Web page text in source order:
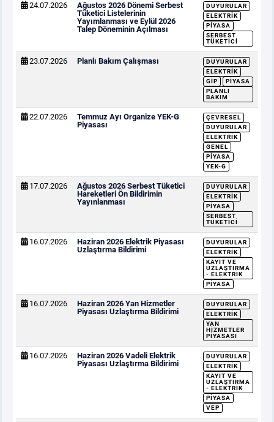
24.07.2026
Ağustos 2026 Dönemi Serbest
Tüketici Listelerinin
Yayımlanması ve Eylül 2026
Talep Döneminin Açılması
DUYURULAR
ELEKTRIK
PIYASA
SERBEST
TÜKETICI
23.07.2026 Planlı Bakım Çalışması
DUYURULAR
ELEKTRIK
GİP
PIYASA
PLANLI
BAKIM
22.07.2026
Temmuz Ayı Organize YEK-G
Piyasası
ÇEVRESEL
DUYURULAR
ELEKTRIK
GENEL
PIYASA
YEK-G
17.07.2026
Ağustos 2026 Serbest Tüketici
Hareketleri Ön Bildirimin
Yayınlanması
DUYURULAR
ELEKTRIK
PIYASA
SERBEST
TÜKETICI
16.07.2026
Haziran 2026 Elektrik Piyasası
Uzlaştırma Bildirimi
DUYURULAR
ELEKTRIK
KAYIT VE
UZLAŞTIRMA
- ELEKTRIK
PIYASA
16.07.2026
Haziran 2026 Yan Hizmetler
Piyasası Uzlaştırma Bildirimi
DUYURULAR
ELEKTRIK
YAN
HIZMETLER
PIYASASI
16.07.2026
Haziran 2026 Vadeli Elektrik
Piyasası Uzlaştırma Bildirimi
DUYURULAR
ELEKTRIK
KAYIT VE
UZLAŞTIRMA
- ELEKTRIK
PIYASA
VEP